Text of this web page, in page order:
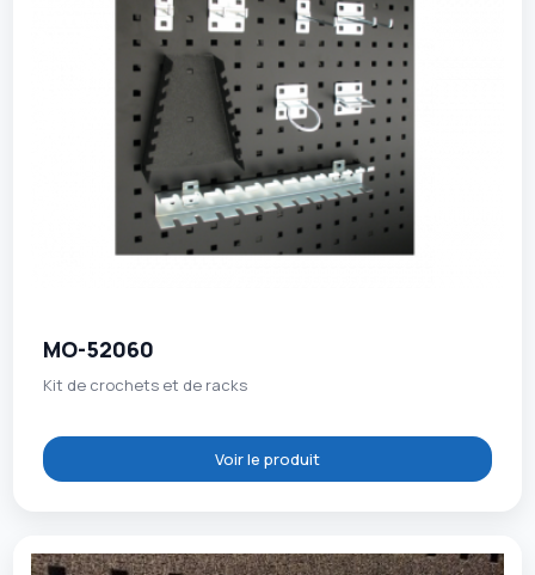
MO-52060
Kit de crochets et de racks
Voir le produit